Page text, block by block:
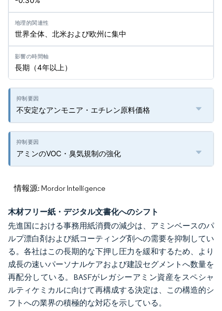
世界全体、北米および欧州に集中
長期（4年以上）
不安定なアンモニア・エチレン原料価格
アミンのVOC・臭気規制の強化
情報源: Mordor Intelligence
木材フリー紙・デジタル文書化へのシフト
先進国における事務用紙消費の減少は、アミンベースのパ
ルプ漂白剤および紙コーティング剤への需要を抑制してい
る。各社はこの長期的な下押し圧力を緩和するため、より
成長の速いパーソナルケアおよび建設セグメントへ数量を
再配分している。BASFがレガシーアミン資産をスペシャ
ルティケミカルに向けて再構成する決定は、この構造的シ
フトへの業界の積極的な対応を示している。